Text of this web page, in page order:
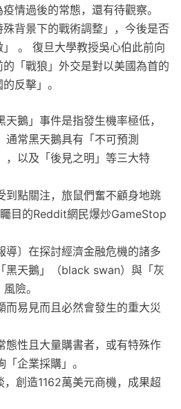
情過後的常態，還有待觀察。
背景下的戰術調整」，今後是否
。 復旦大學教授吳心伯此前向
「戰狼」外交是對以美國為首的
反擊」。
鵝」事件是指發生機率極低，
通常黑天鵝具有「不可預測
，以及「後見之明」等三大特
到點關注，旅鼠們奮不顧身地跳
目的Reddit網民爆炒GameStop
導〕在探討經濟金融危機的諸多
黑天鵝」（black swan）與「灰
險。
而易見而且必然會發生的重大災
態性且大量購書者，或有特殊作
企業採購」。
創造1162萬美元商機，成果超